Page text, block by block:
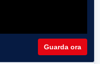
Guarda ora